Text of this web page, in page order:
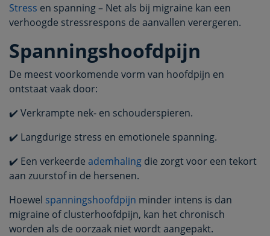
Stress en spanning – Net als bij migraine kan een
verhoogde stressrespons de aanvallen verergeren.
Spanningshoofdpijn
De meest voorkomende vorm van hoofdpijn en
ontstaat vaak door:
✔️ Verkrampte nek- en schouderspieren.
✔️ Langdurige stress en emotionele spanning.
✔️ Een verkeerde ademhaling die zorgt voor een tekort
aan zuurstof in de hersenen.
Hoewel spanningshoofdpijn minder intens is dan
migraine of clusterhoofdpijn, kan het chronisch
worden als de oorzaak niet wordt aangepakt.